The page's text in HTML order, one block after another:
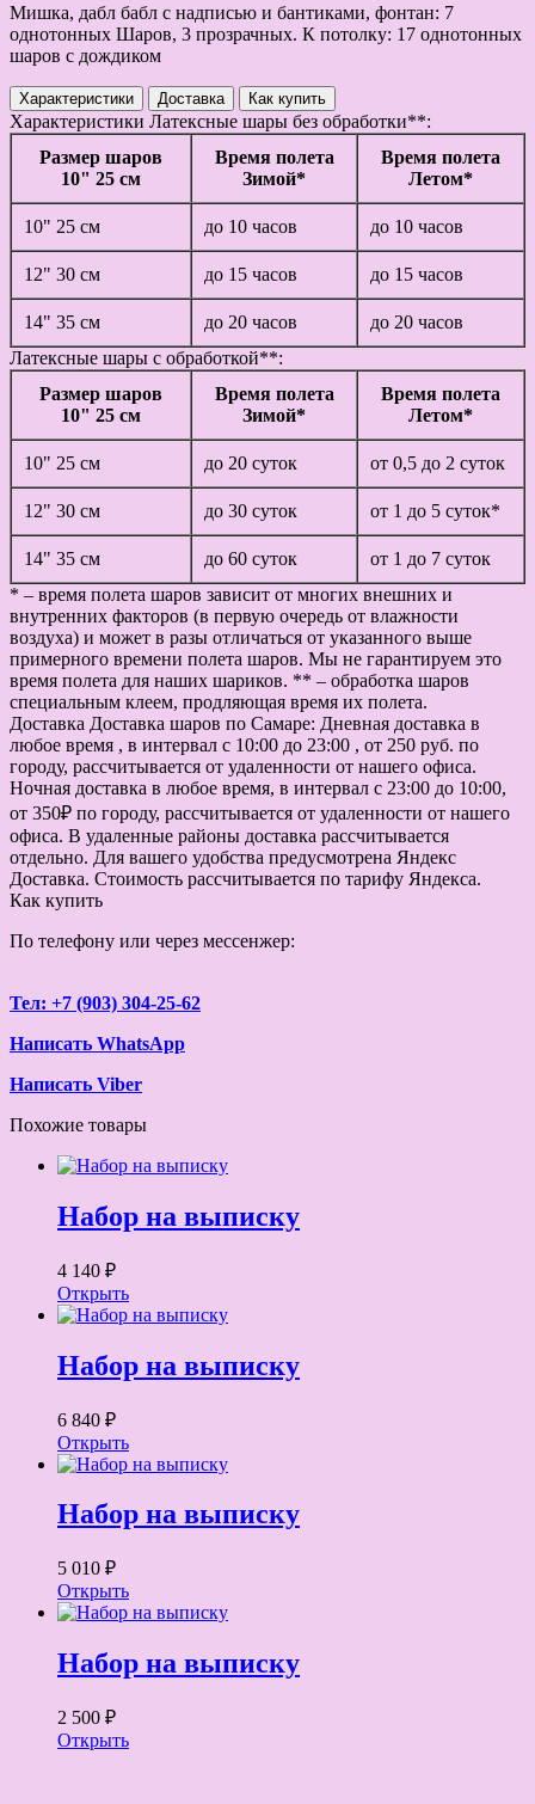
Мишка, дабл бабл с надписью и бантиками, фонтан: 7
однотонных Шаров, 3 прозрачных. К потолку: 17 однотонных
шаров с дождиком
Характеристики Доставка Как купить
Характеристики Латексные шары без обработки**:
Размер шаров
10" 25 см
Время полета
Зимой*
Время полета
Летом*
10" 25 см до 10 часов до 10 часов
12" 30 см до 15 часов до 15 часов
14" 35 см до 20 часов
до 20 часов
Латексные шары с обработкой**:
Размер шаров
10" 25 см
Время полета
Зимой*
Время полета
Летом*
10" 25 см до 20 суток от 0,5 до 2 суток
12" 30 см до 30 суток от 1 до 5 суток*
14" 35 см до 60 суток
от 1 до 7 суток
* – время полета шаров зависит от многих внешних и
внутренних факторов (в первую очередь от влажности
воздуха) и может в разы отличаться от указанного выше
примерного времени полета шаров. Мы не гарантируем это
время полета для наших шариков. ** – обработка шаров
специальным клеем, продляющая время их полета.
Доставка Доставка шаров по Самаре: Дневная доставка в
любое время , в интервал с 10:00 до 23:00 , от 250 руб. по
городу, рассчитывается от удаленности от нашего офиса.
Ночная доставка в любое время, в интервал с 23:00 до 10:00,
от 350₽ по городу, рассчитывается от удаленности от нашего
офиса. В удаленные районы доставка рассчитывается
отдельно. Для вашего удобства предусмотрена Яндекс
Доставка. Стоимость рассчитывается по тарифу Яндекса.
Как купить
По телефону или через мессенжер:
Тел: +7 (903) 304-25-62
Написать WhatsApp
Написать Viber
Похожие товары
Набор на выписку
4 140 ₽
Открыть
Набор на выписку
6 840 ₽
Открыть
Набор на выписку
5 010 ₽
Открыть
Набор на выписку
2 500 ₽
Открыть